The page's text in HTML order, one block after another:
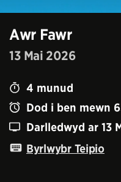
Awr Fawr
13 Mai 2026
4 munud
Dod i ben mewn
Darlledwyd ar 13
Byrlwybr Teipio